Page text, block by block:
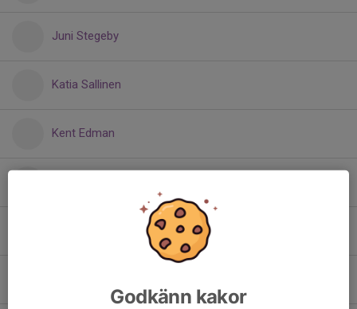
Juni Stegeby
Katia Sallinen
Kent Edman
Lars-Olov Norström
Godkänn kakor